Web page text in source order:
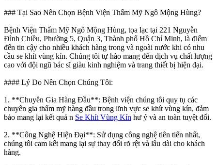
### Tại Sao Nên Chọn Bệnh Viện Thẩm Mỹ Ngô Mộng Hùng?
Bệnh Viện Thẩm Mỹ Ngô Mộng Hùng, tọa lạc tại 221 Nguyễn
Đình Chiều, Phường 5, Quận 3, Thành phố Hồ Chí Minh, là điểm
đến tin cậy cho nhiều khách hàng trong và ngoài nước khi có nhu
cầu se khít vùng kín. Chúng tôi tự hào mang đến dịch vụ chất lượng
cao với đội ngũ bác sĩ giàu kinh nghiệm và trang thiết bị hiện đại.
#### Lý Do Nên Chọn Chúng Tôi:
1. **Chuyên Gia Hàng Đầu**: Bệnh viện chúng tôi quy tụ các
chuyên gia thẩm mỹ hàng đầu trong lĩnh vực se khít vùng kín, đảm
bảo mang lại kết quả n Se Khít Vùng Kín hư ý và an toàn tuyệt đối.
2. **Công Nghệ Hiện Đại**: Sử dụng công nghệ tiên tiến nhất,
chúng tôi cam kết mang lại sự thay đổi rõ rệt và lâu dài cho khách
hàng.